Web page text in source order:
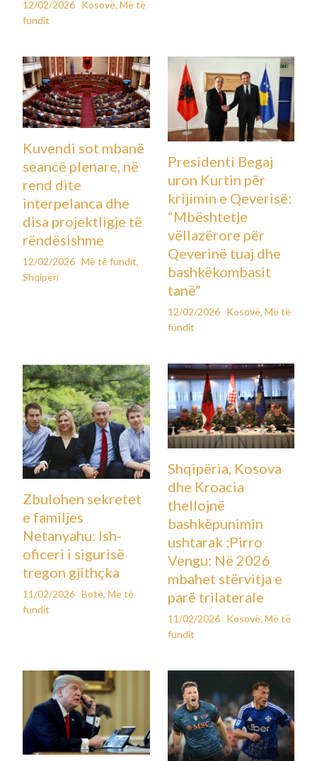
12/02/2026 Kosovë,Më të
fundit
Kuvendi sot mbanë
seancë plenare, në
rend dite
interpelanca dhe
disa projektligje të
rëndësishme
12/02/2026 Më të fundit,
Shqipëri
Presidenti Begaj
uron Kurtin për
krijimin e Qeverisë:
“Mbështetje
vëllazërore për
Qeverinë tuaj dhe
bashkëkombasit
tanë”
12/02/2026 Kosovë, Më të
fundit
Zbulohen sekretet
e familjes
Netanyahu: Ish-
oficeri i sigurisë
tregon gjithçka
11/02/2026 Botë,Më të
fundit
Shqipëria, Kosova
dhe Kroacia
thellojnë
bashkëpunimin
ushtarak ;Pirro
Vengu: Në 2026
mbahet stërvitja e
parë trilaterale
11/02/2026 Kosovë, Më të
fundit